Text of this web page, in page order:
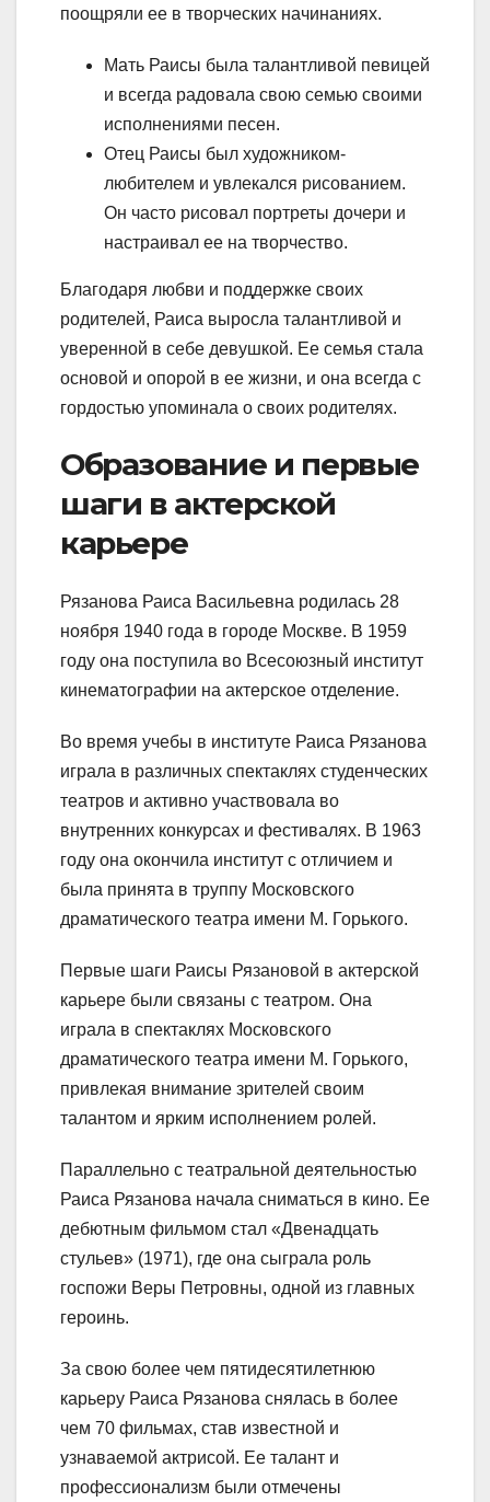
поощряли ее в творческих начинаниях.
Мать Раисы была талантливой певицей
и всегда радовала свою семью своими
исполнениями песен.
Отец Раисы был художником-
любителем и увлекался рисованием.
Он часто рисовал портреты дочери и
настраивал ее на творчество.
Благодаря любви и поддержке своих
родителей, Раиса выросла талантливой и
уверенной в себе девушкой. Ее семья стала
основой и опорой в ее жизни, и она всегда с
гордостью упоминала о своих родителях.
Образование и первые
шаги в актерской
карьере
Рязанова Раиса Васильевна родилась 28
ноября 1940 года в городе Москве. В 1959
году она поступила во Всесоюзный институт
кинематографии на актерское отделение.
Во время учебы в институте Раиса Рязанова
играла в различных спектаклях студенческих
театров и активно участвовала во
внутренних конкурсах и фестивалях. В 1963
году она окончила институт с отличием и
была принята в труппу Московского
драматического театра имени М. Горького.
Первые шаги Раисы Рязановой в актерской
карьере были связаны с театром. Она
играла в спектаклях Московского
драматического театра имени М. Горького,
привлекая внимание зрителей своим
талантом и ярким исполнением ролей.
Параллельно с театральной деятельностью
Раиса Рязанова начала сниматься в кино. Ее
дебютным фильмом стал «Двенадцать
стульев» (1971), где она сыграла роль
госпожи Веры Петровны, одной из главных
героинь.
За свою более чем пятидесятилетнюю
карьеру Раиса Рязанова снялась в более
чем 70 фильмах, став известной и
узнаваемой актрисой. Ее талант и
профессионализм были отмечены